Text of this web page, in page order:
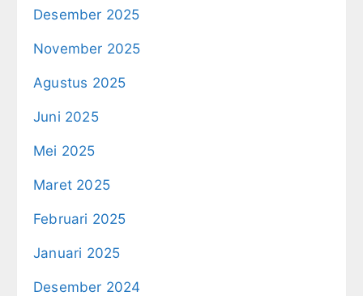
Desember 2025
November 2025
Agustus 2025
Juni 2025
Mei 2025
Maret 2025
Februari 2025
Januari 2025
Desember 2024